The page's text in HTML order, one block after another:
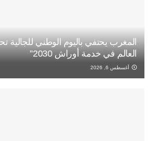
المغرب يحتفي باليوم الوطني للجالية
العالم في خدمة أوراش 2030”
أغسطس 6, 2026